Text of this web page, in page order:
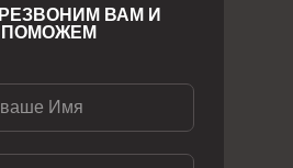
ВАМ И
ПОМОЖЕМ